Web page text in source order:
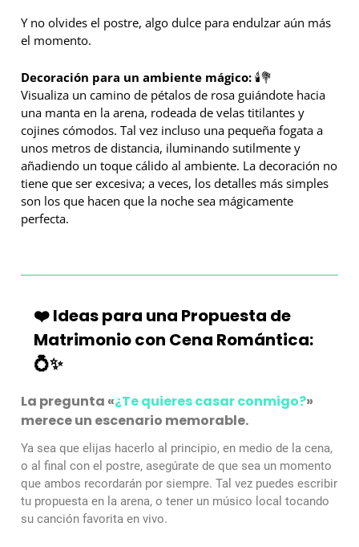
Y no olvides el postre, algo dulce para endulzar aún más
el momento.
Decoración para un ambiente mágico: 🕯️💐
Visualiza un camino de pétalos de rosa guiándote hacia
una manta en la arena, rodeada de velas titilantes y
cojines cómodos. Tal vez incluso una pequeña fogata a
unos metros de distancia, iluminando sutilmente y
añadiendo un toque cálido al ambiente. La decoración no
tiene que ser excesiva; a veces, los detalles más simples
son los que hacen que la noche sea mágicamente
perfecta.
❤️ Ideas para una Propuesta de
Matrimonio con Cena Romántica:
💍✨
La pregunta «¿Te quieres casar conmigo?»
merece un escenario memorable.
Ya sea que elijas hacerlo al principio, en medio de la cena,
o al final con el postre, asegúrate de que sea un momento
que ambos recordarán por siempre. Tal vez puedes escribir
tu propuesta en la arena, o tener un músico local tocando
su canción favorita en vivo.